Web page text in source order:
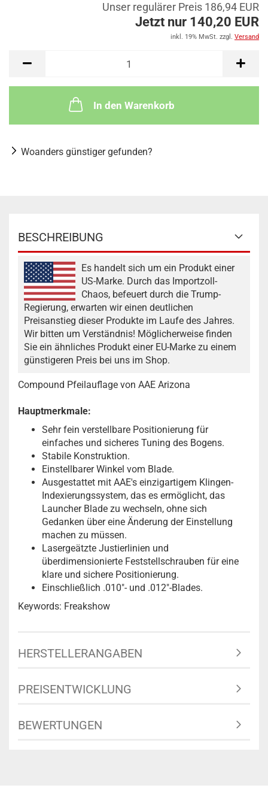
Unser regulärer Preis 186,94 EUR
Jetzt nur 140,20 EUR
inkl. 19% MwSt. zzgl. Versand
In den Warenkorb
Woanders günstiger gefunden?
BESCHREIBUNG
Es handelt sich um ein Produkt einer
US-Marke. Durch das Importzoll-
Chaos, befeuert durch die Trump-
Regierung, erwarten wir einen deutlichen
Preisanstieg dieser Produkte im Laufe des Jahres.
Wir bitten um Verständnis! Möglicherweise finden
Sie ein ähnliches Produkt einer EU-Marke zu einem
günstigeren Preis bei uns im Shop.
Compound Pfeilauflage von AAE Arizona
Hauptmerkmale:
Sehr fein verstellbare Positionierung für
einfaches und sicheres Tuning des Bogens.
Stabile Konstruktion.
Einstellbarer Winkel vom Blade.
Ausgestattet mit AAE's einzigartigem Klingen-
Indexierungssystem, das es ermöglicht, das
Launcher Blade zu wechseln, ohne sich
Gedanken über eine Änderung der Einstellung
machen zu müssen.
Lasergeätzte Justierlinien und
überdimensionierte Feststellschrauben für eine
klare und sichere Positionierung.
Einschließlich .010"- und .012"-Blades.
Keywords: Freakshow
HERSTELLERANGABEN
PREISENTWICKLUNG
BEWERTUNGEN